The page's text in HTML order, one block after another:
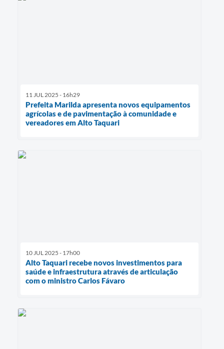
11 JUL 2025 - 16h29
Prefeita Marilda apresenta novos equipamentos
agrícolas e de pavimentação à comunidade e
vereadores em Alto Taquari
10 JUL 2025 - 17h00
Alto Taquari recebe novos investimentos para
saúde e infraestrutura através de articulação
com o ministro Carlos Fávaro